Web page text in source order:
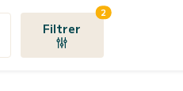
Filtrer
2